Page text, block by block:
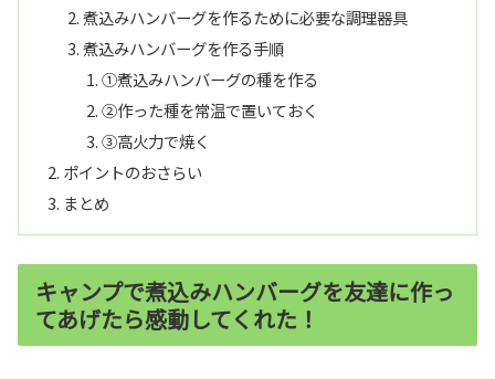
煮込みハンバーグを作るために必要な調理器具
煮込みハンバーグを作る手順
①煮込みハンバーグの種を作る
②作った種を常温で置いておく
③高火力で焼く
ポイントのおさらい
まとめ
キャンプで煮込みハンバーグを友達に作っ
てあげたら感動してくれた！